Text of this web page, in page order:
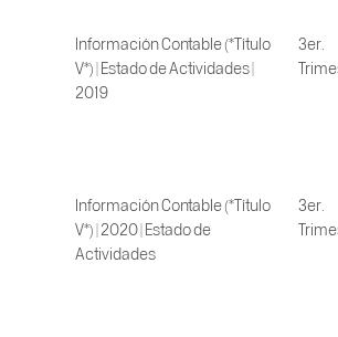
Información Contable (*Título
V*) | Estado de Actividades |
2019
3er.
Información Contable (*Título
V*) | 2020 | Estado de
Actividades
3er.